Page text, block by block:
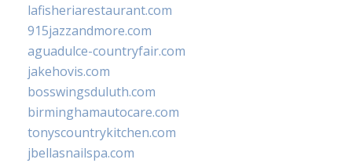
lafisheriarestaurant.com
915jazzandmore.com
aguadulce-countryfair.com
jakehovis.com
bosswingsduluth.com
birminghamautocare.com
tonyscountrykitchen.com
jbellasnailspa.com